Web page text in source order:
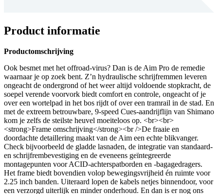
Product informatie
Productomschrijving
Ook besmet met het offroad-virus? Dan is de Aim Pro de remedie
waarnaar je op zoek bent. Z’n hydraulische schrijfremmen leveren
ongeacht de ondergrond of het weer altijd voldoende stopkracht, de
soepel verende voorvork biedt comfort en controle, ongeacht of je
over een wortelpad in het bos rijdt of over een tramrail in de stad. En
met de extreem betrouwbare, 9-speed Cues-aandrijflijn van Shimano
kom je zelfs de steilste heuvel moeiteloos op. <br><br>
<strong>Frame omschrijving</strong><br />De fraaie en
doordachte detaillering maakt van de Aim een echte blikvanger.
Check bijvoorbeeld de gladde lasnaden, de integratie van standaard-
en schrijfrembevestiging en de eveneens geïntegreerde
montagepunten voor ACID-achterspatborden en -bagagedragers.
Het frame biedt bovendien volop bewegingsvrijheid én ruimte voor
2.25 inch banden. Uiteraard lopen de kabels netjes binnendoor, voor
een verzorgd uiterlijk en minder onderhoud. En dan is er nog ons